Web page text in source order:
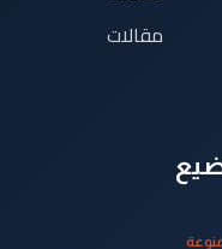
مقالات